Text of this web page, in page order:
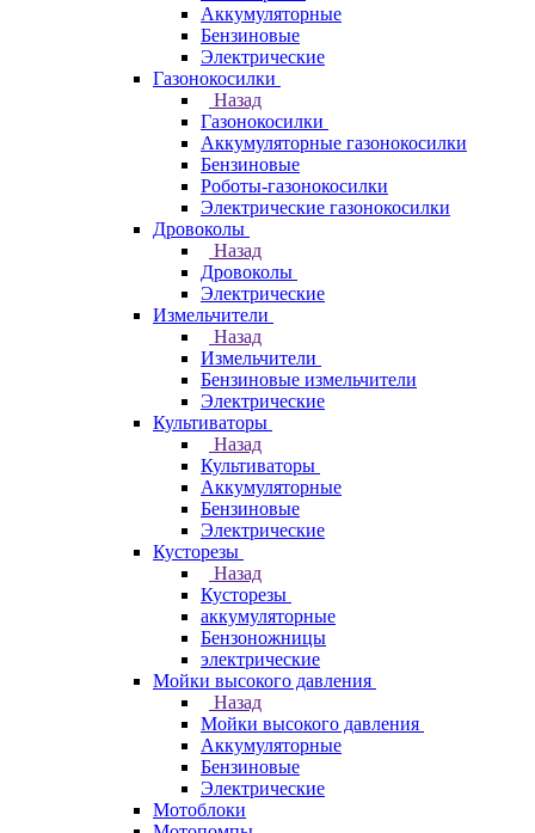
Аккумуляторные
Бензиновые
Электрические
Газонокосилки
Назад
Газонокосилки
Аккумуляторные газонокосилки
Бензиновые
Роботы-газонокосилки
Электрические газонокосилки
Дровоколы
Назад
Дровоколы
Электрические
Измельчители
Назад
Измельчители
Бензиновые измельчители
Электрические
Культиваторы
Назад
Культиваторы
Аккумуляторные
Бензиновые
Электрические
Кусторезы
Назад
Кусторезы
аккумуляторные
Бензоножницы
электрические
Мойки высокого давления
Назад
Мойки высокого давления
Аккумуляторные
Бензиновые
Электрические
Мотоблоки